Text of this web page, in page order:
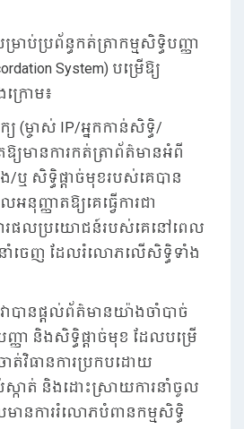
ាប់ប្រព័ន្ធកត់ត្រាកម្មសិទ្ធិបញ្ញា
System) បម្រើឱ្យ
រោម៖
យ (ម្ចាស់ IP/អ្នកកាន់សិទ្ធិ/
យមានការកត់ត្រាព័ត៌មានអំពី
ង/ឬ សិទ្ធិផ្តាច់មុខរបស់គេបាន
ញ្ញាតឱ្យគេធ្វើការជា
រផលប្រយោជន៍របស់គេនៅពេល
ចេញ ដែលរំលោភលើសិទ្ធិទាំង
ាបានផ្តល់ព័ត៌មានយ៉ាងចាំបាច់
ញា និងសិទ្ធិផ្តាច់មុខ ដែលបម្រើ
ាត់វិធានការប្រកបដោយ
ស្កាត់ និងដោះស្រាយការនាំចូល
នការរំលោភបំពានកម្មសិទ្ធិ